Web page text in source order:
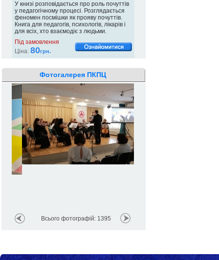
У книзі розповідається про роль почуттів
у педагогічному процесі. Розглядається
феномен посмішки як прояву почуттів.
Книга для педагогів, психологів, лікарів і
для всіх, хто взаємодіє з людьми.
Під замовлення
Ціна: 80грн.
Фотогалерея ПКПЦ
Всього фотографій: 1395